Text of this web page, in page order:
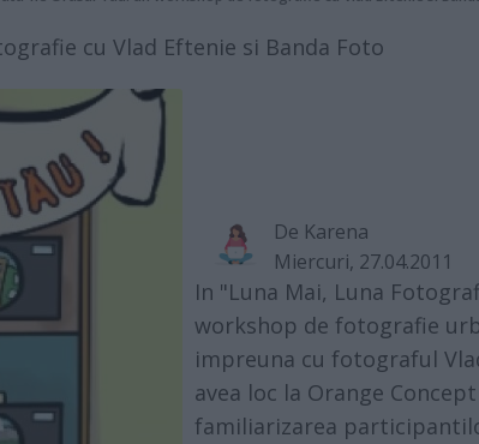
cu Vlad Eftenie si Banda Foto
De Karena
Miercuri, 27.04.2011
In "Luna Mai, Luna
workshop de fotografie
impreuna cu fotograful
avea loc la Orange
familiarizarea